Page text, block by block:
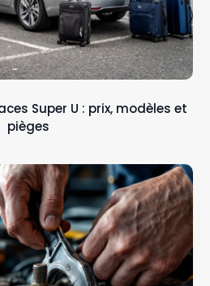
Super U : prix, modèles et
pièges